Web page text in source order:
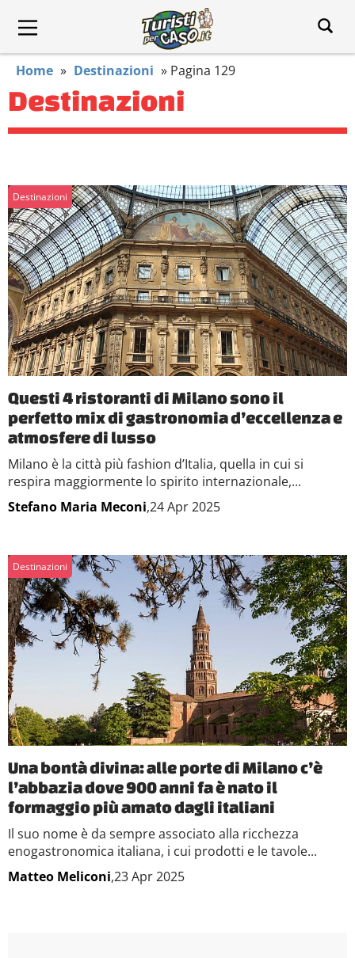
Home » Destinazioni » Pagina 129
Destinazioni
Destinazioni
Questi 4 ristoranti di Milano sono il
perfetto mix di gastronomia d’eccellenza e
atmosfere di lusso
Milano è la città più fashion d’Italia, quella in cui si
respira maggiormente lo spirito internazionale,...
Stefano Maria Meconi,24 Apr 2025
Destinazioni
Una bontà divina: alle porte di Milano c’è
l’abbazia dove 900 anni fa è nato il
formaggio più amato dagli italiani
Il suo nome è da sempre associato alla ricchezza
enogastronomica italiana, i cui prodotti e le tavole...
Matteo Meliconi,23 Apr 2025